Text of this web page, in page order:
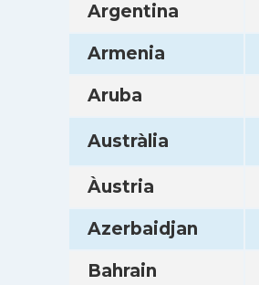
Argentina
Armenia
Aruba
Austràlia
Àustria
Azerbaidjan
Bahrain